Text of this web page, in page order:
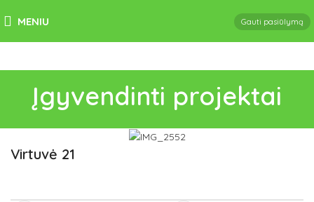
MENIU Gauti pasiūlymą
Įgyvendinti projektai
Virtuvė 21